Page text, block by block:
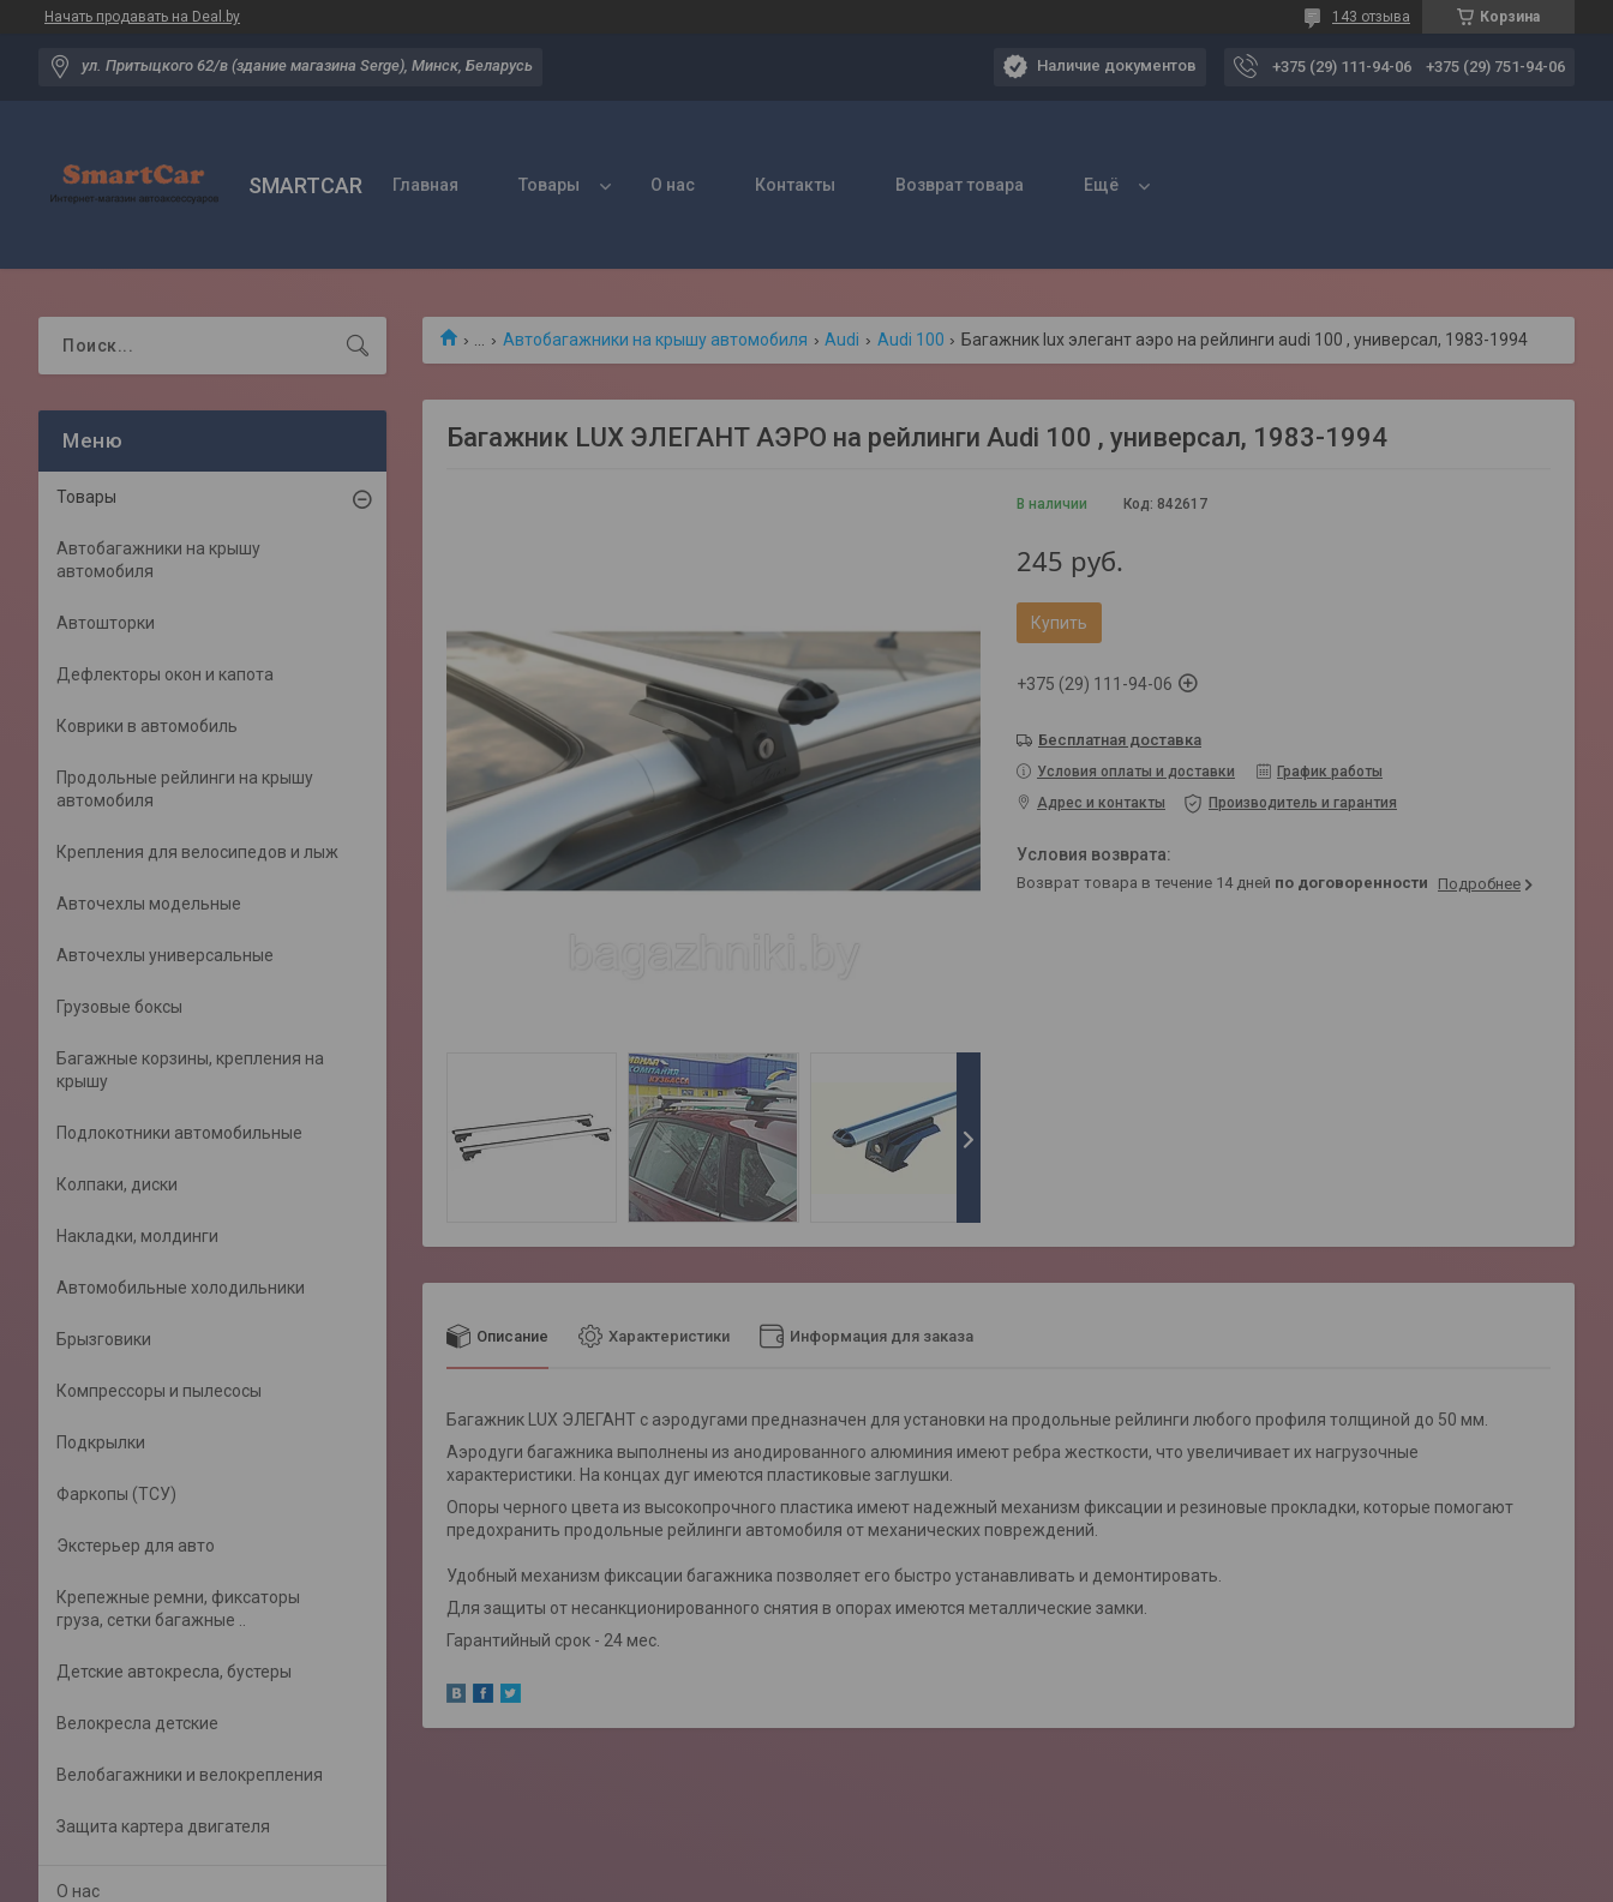
Начать продавать на Deal.by Корзина
143 отзыва
ул. Притыцкого 62/в (здание магазина Serge), Минск, Беларусь Наличие документов +375 (29) 111-94-06 +375 (29) 751-94-06
SMARTCAR Главная Товары О нас Контакты Возврат товара Ещё
Автобагажники на крышу автомобиля Audi Audi 100 Багажник lux элегант аэро на рейлинги audi 100 , универсал, 1983-1994
Багажник LUX ЭЛЕГАНТ АЭРО на рейлинги Audi 100 , универсал, 1983-1994
В наличии Код: 842617
245 руб.
Купить
+375 (29) 111-94-06
Бесплатная доставка
Условия оплаты и доставки
График работы
Адрес и контакты
Производитель и гарантия
возврат товара в течение 14 дней по договоренности Подробнее
Описание Характеристики Информация для заказа
Багажник LUX ЭЛЕГАНТ с аэродугами предназначен для установки на продольные рейлинги любого профиля толщиной до 50 мм.
Аэродуги багажника выполнены из анодированного алюминия имеют ребра жесткости, что увеличивает их нагрузочные
характеристики. На концах дуг имеются пластиковые заглушки.
Опоры черного цвета из высокопрочного пластика имеют надежный механизм фиксации и резиновые прокладки, которые помогают
предохранить продольные рейлинги автомобиля от механических повреждений.
Удобный механизм фиксации багажника позволяет его быстро устанавливать и демонтировать.
Для защиты от несанкционированного снятия в опорах имеются металлические замки.
Гарантийный срок - 24 мес.
Товары
Автобагажники на крышу
автомобиля
Автошторки
Дефлекторы окон и капота
Коврики в автомобиль
Продольные рейлинги на крышу
автомобиля
Крепления для велосипедов и лыж
Авточехлы модельные
Авточехлы универсальные
Грузовые боксы
Багажные корзины, крепления на
крышу
Подлокотники автомобильные
Колпаки, диски
Накладки, молдинги
Автомобильные холодильники
Брызговики
Компрессоры и пылесосы
Подкрылки
Фаркопы (ТСУ)
Экстерьер для авто
Крепежные ремни, фиксаторы
груза, сетки багажные ..
Детские автокресла, бустеры
Велокресла детские
Велобагажники и велокрепления
Защита картера двигателя
О нас